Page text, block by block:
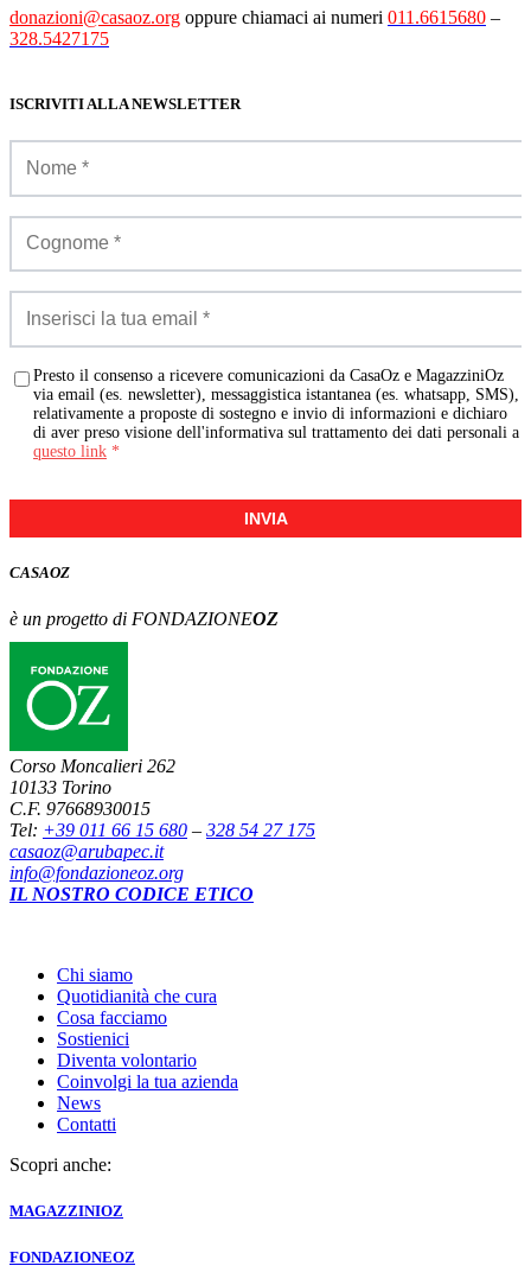
donazioni@casaoz.org oppure chiamaci ai numeri 011.6615680 –
328.5427175
ISCRIVITI ALLA NEWSLETTER
Presto il consenso a ricevere comunicazioni da CasaOz e MagazziniOz
via email (es. newsletter), messaggistica istantanea (es. whatsapp, SMS),
relativamente a proposte di sostegno e invio di informazioni e dichiaro
di aver preso visione dell'informativa sul trattamento dei dati personali a
questo link *
INVIA
CASAOZ
è un progetto di FONDAZIONEOZ
Corso Moncalieri 262
10133 Torino
C.F. 97668930015
Tel: +39 011 66 15 680 – 328 54 27 175
casaoz@arubapec.it
info@fondazioneoz.org
IL NOSTRO CODICE ETICO
Chi siamo
Quotidianità che cura
Cosa facciamo
Sostienici
Diventa volontario
Coinvolgi la tua azienda
News
Contatti
Scopri anche:
MAGAZZINIOZ
FONDAZIONEOZ